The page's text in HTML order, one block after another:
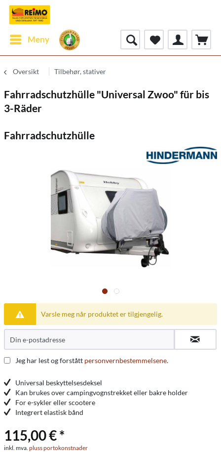
Meny
Oversikt Tilbehør, stativer
Fahrradschutzhülle "Universal Zwoo" für bis
3-Räder
Fahrradschutzhülle
Varsle meg når produktet er tilgjengelig.
Jeg har lest og forstått personvernbestemmelsene.
Universal beskyttelsesdeksel
Kan brukes over campingvognstrekket eller bakre holder
For e-sykler eller scootere
Integrert elastisk bånd
115,00 € *
inkl. mva. pluss portokonstnader